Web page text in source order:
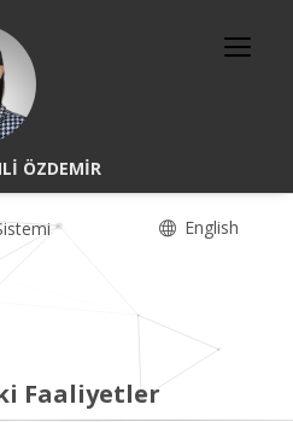
ÖZDEMİR
English
Faaliyetler